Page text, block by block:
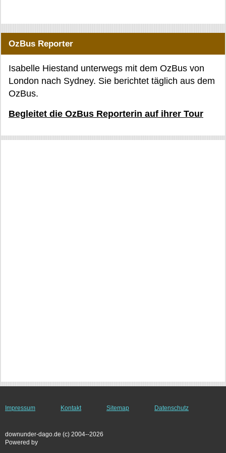
OzBus Reporter
Isabelle Hiestand unterwegs mit dem OzBus von
London nach Sydney. Sie berichtet täglich aus dem
OzBus.
Begleitet die OzBus Reporterin auf ihrer Tour
Impressum Kontakt Sitemap Datenschutz
downunder-dago.de (c) 2004--2026
Powered by